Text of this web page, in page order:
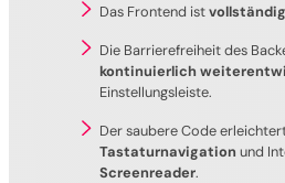
Das Frontend ist
Die Barrierefreiheit des
kontinuierlich
Einstellungsleiste.
Der saubere Code
Tastaturnavigation und
Screenreader.